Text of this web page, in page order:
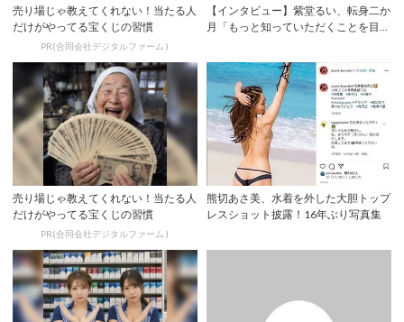
売り場じゃ教えてくれない！当たる人
だけがやってる宝くじの習慣
PR(合同会社デジタルファーム )
【インタビュー】紫堂るい、転身二か
月「もっと知っていただくことを目標
売り場じゃ教えてくれない！当たる人
だけがやってる宝くじの習慣
PR(合同会社デジタルファーム )
熊切あさ美、水着を外した大胆トップ
レスショット披露！16年ぶり写真集